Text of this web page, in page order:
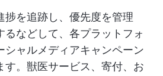
捗を追跡し、優先度を管理
るなどして、各プラットフォ
シャルメディアキャンペーン
す。獣医サービス、寄付、お